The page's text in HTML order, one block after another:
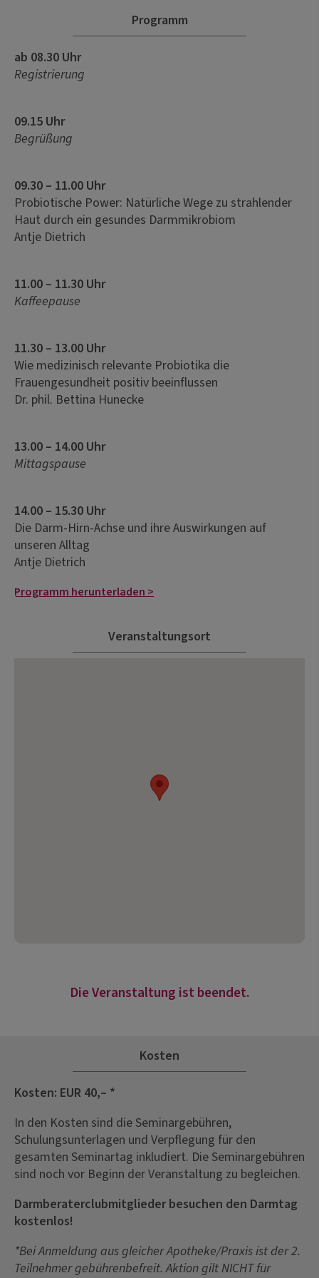
Programm
ab 08.30 Uhr
Registrierung
09.15 Uhr
Begrüßung
09.30 – 11.00 Uhr
Probiotische Power: Natürliche Wege zu strahlender
Haut durch ein gesundes Darmmikrobiom
Antje Dietrich
11.00 – 11.30 Uhr
Kaffeepause
11.30 – 13.00 Uhr
Wie medizinisch relevante Probiotika die
Frauengesundheit positiv beeinflussen
Dr. phil. Bettina Hunecke
13.00 – 14.00 Uhr
Mittagspause
14.00 – 15.30 Uhr
Die Darm-Hirn-Achse und ihre Auswirkungen auf
unseren Alltag
Antje Dietrich
Programm herunterladen >
Veranstaltungsort
Die Veranstaltung ist beendet.
Kosten
Kosten: EUR 40,– *
In den Kosten sind die Seminargebühren,
Schulungsunterlagen und Verpflegung für den
gesamten Seminartag inkludiert. Die Seminargebühren
sind noch vor Beginn der Veranstaltung zu begleichen.
Darmberaterclubmitglieder besuchen den Darmtag
kostenlos!
*Bei Anmeldung aus gleicher Apotheke/Praxis ist der 2.
Teilnehmer gebührenbefreit. Aktion gilt NICHT für